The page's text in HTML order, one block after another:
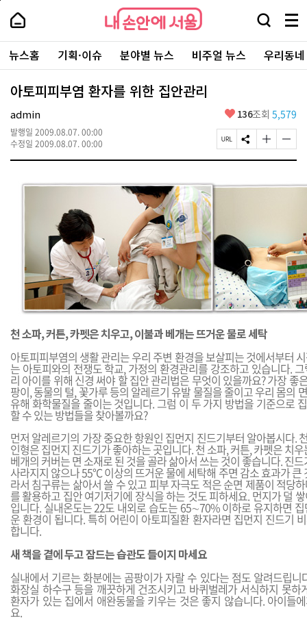
본
로
가
내
손
안
에
서
울
-
서
울
시
대
표
소
내
손
에
울
검
창
열
기
메
뉴
전
체
보
주
요
서
뉴스홈 기획·이슈 분야별 뉴스 비주얼 뉴스 우리동
아토피피부염 환자를 위한 집안관리
admin
발행일 2009.08.07. 00:00
수정일 2009.08.07. 00:00
좋
요
136조회 5,579
페
이
R
S
N
유
글
자
크
기
글
자
작
하
기
천 소파, 커튼, 카펫은 치우고, 이불과 베개는 뜨거운 물로 세탁
아토피피부염의 생활 관리는 우리 주변 환경을 보살피는 것에서부터
는 아토피와의 전쟁도 학교, 가정의 환경관리를 강조하고 있습니다.
리 아이를 위해 신경 써야 할 집안 관리법은 무엇이 있을까요? 가장 좋
팡이, 동물의 털, 꽃가루 등의 알레르기 유발 물질을 줄이고 우리 몸의
유해 화학물질을 줄이는 것입니다. 그럼 이 두 가지 방법을 기준으로
할 수 있는 방법들을 찾아볼까요?
먼저 알레르기의 가장 중요한 항원인 집먼지 진드기부터 알아봅시다.
인형은 집먼지 진드기가 좋아하는 곳입니다. 천 소파, 커튼, 카펫은 치
베개의 커버는 면 소재로 된 것을 골라 삶아서 쓰는 것이 좋습니다. 진
사라지지 않으나 55°C 이상의 뜨거운 물에 세탁해 주면 감소 효과가 큰
라서 침구류는 삶아서 쓸 수 있고 피부 자극도 적은 순면 제품이 적당
를 활용하고 집안 여기저기에 장식을 하는 것도 피하세요. 먼지가 덜
입니다. 실내온도는 22도 내외로 습도는 65∼70% 이하로 유지하면
운 환경이 됩니다. 특히 어린이 아토피질환 환자라면 집먼지 진드기
합니다.
새 책을 곁에 두고 잠드는 습관도 들이지 마세요
실내에서 기르는 화분에는 곰팡이가 자랄 수 있다는 점도 알려드립니
화장실 하수구 등을 깨끗하게 건조시키고 바퀴벌레가 서식하지 못하
환자가 있는 집에서 애완동물을 키우는 것은 좋지 않습니다. 아이들
요.
페
상
단
로